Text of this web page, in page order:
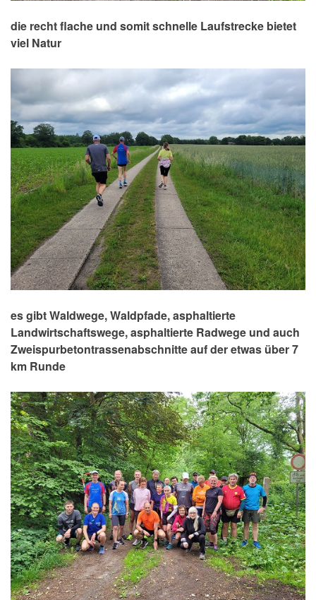
die recht flache und somit schnelle Laufstrecke bietet
viel Natur
es gibt Waldwege, Waldpfade, asphaltierte
Landwirtschaftswege, asphaltierte Radwege und auch
Zweispurbetontrassenabschnitte auf der etwas über 7
km Runde